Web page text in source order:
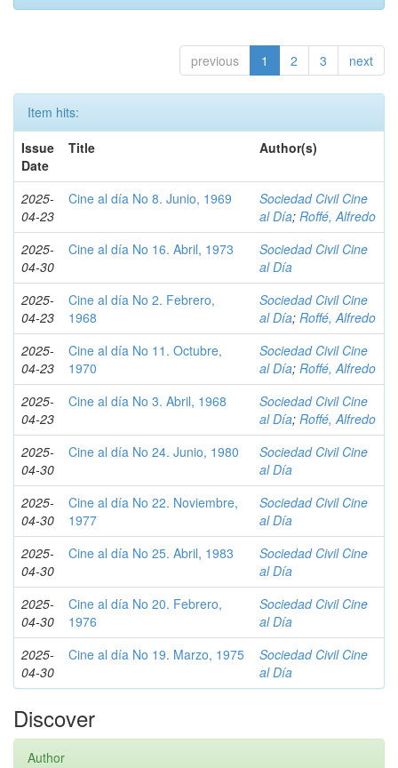
previous 1 2 3 next
Item hits:
Issue
Date
Title Author(s)
2025-
04-23
Cine al día No 8. Junio, 1969
Sociedad Civil Cine
al Día; Roffé, Alfredo
2025-
04-30
Cine al día No 16. Abril, 1973
Sociedad Civil Cine
al Día
2025-
04-23
Cine al día No 2. Febrero,
1968
Sociedad Civil Cine
al Día; Roffé, Alfredo
2025-
04-23
Cine al día No 11. Octubre,
1970
Sociedad Civil Cine
al Día; Roffé, Alfredo
2025-
04-23
Cine al día No 3. Abril, 1968
Sociedad Civil Cine
al Día; Roffé, Alfredo
2025-
04-30
Cine al día No 24. Junio, 1980
Sociedad Civil Cine
al Día
2025-
04-30
Cine al día No 22. Noviembre,
1977
Sociedad Civil Cine
al Día
2025-
04-30
Cine al día No 25. Abril, 1983
Sociedad Civil Cine
al Día
2025-
04-30
Cine al día No 20. Febrero,
1976
Sociedad Civil Cine
al Día
2025-
04-30
Cine al día No 19. Marzo, 1975
Sociedad Civil Cine
al Día
Discover
Author